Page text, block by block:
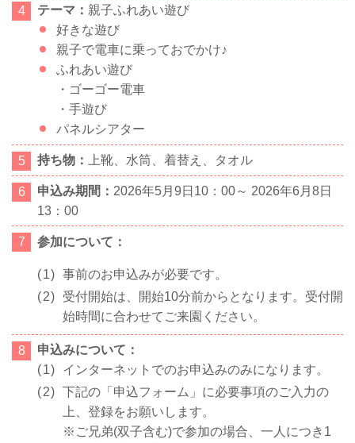
テーマ： 親子ふれあい遊び
好きな遊び
親子で電車に乗っておでかけ♪
ふれあい遊び
・ゴーゴー電車
・手遊び
パネルシアター
持ち物： 上靴、水筒、着替え、タオル
申込み期間： 2026年5月9日 10 ： 00～ 2026年6月8日
13 ： 00
参加について：
事前のお申込みが必要です。
受付開始は、開始10分前からとなります。受付開
始時間に合わせてご来園ください。
申込みについて：
インターネットでのお申込みのみになります。
下記の「申込フォーム」に必要事項のご入力の
上、登録をお願いします。
※ご兄弟(双子含む)で参加の場合、一人につき1